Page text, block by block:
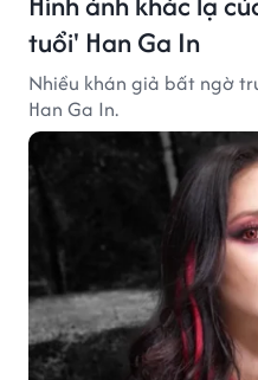
tuổi' Han Ga In
Nhiều khán giả bất ngờ
Han Ga In.